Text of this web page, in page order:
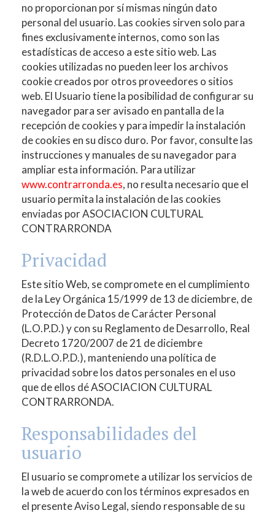
no proporcionan por sí mismas ningún dato
personal del usuario. Las cookies sirven solo para
fines exclusivamente internos, como son las
estadísticas de acceso a este sitio web. Las
cookies utilizadas no pueden leer los archivos
cookie creados por otros proveedores o sitios
web. El Usuario tiene la posibilidad de configurar su
navegador para ser avisado en pantalla de la
recepción de cookies y para impedir la instalación
de cookies en su disco duro. Por favor, consulte las
instrucciones y manuales de su navegador para
ampliar esta información. Para utilizar
www.contrarronda.es, no resulta necesario que el
usuario permita la instalación de las cookies
enviadas porASOCIACION CULTURAL
CONTRARRONDA
Privacidad
Este sitio Web, se compromete en el cumplimiento
de la Ley Orgánica 15/1999 de 13 de diciembre, de
Protección de Datos de Carácter Personal
(L.O.P.D.) y con su Reglamento de Desarrollo, Real
Decreto 1720/2007 de 21 de diciembre
(R.D.L.O.P.D.), manteniendo una política de
privacidad sobre los datos personales en el uso
que de ellos déASOCIACION CULTURAL
CONTRARRONDA.
Responsabilidades del
usuario
El usuario se compromete a utilizar los servicios de
la web de acuerdo con los términos expresados en
el presente Aviso Legal, siendo responsable de su